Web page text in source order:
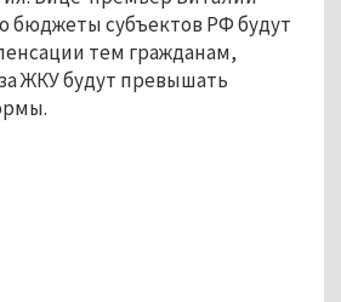
бюджеты субъектов РФ будут
тем гражданам,
ЖКУ будут превышать